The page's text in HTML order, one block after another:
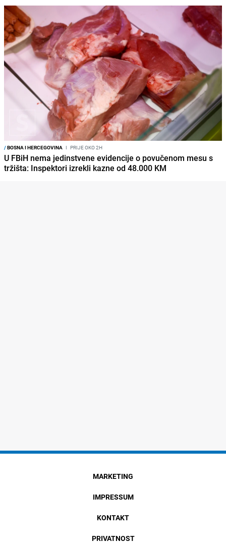
/BOSNA I HERCEGOVINA I PRIJE OKO 2H
U FBiH nema jedinstvene evidencije o povučenom mesu s
tržišta: Inspektori izrekli kazne od 48.000 KM
MARKETING
IMPRESSUM
KONTAKT
PRIVATNOST